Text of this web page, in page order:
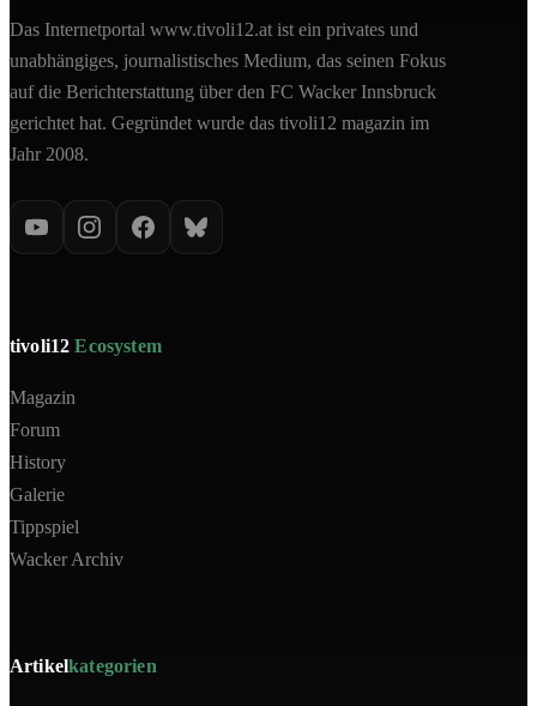
Das Internetportal www.tivoli12.at ist ein privates und
unabhängiges, journalistisches Medium, das seinen Fokus
auf die Berichterstattung über den FC Wacker Innsbruck
gerichtet hat. Gegründet wurde das tivoli12 magazin im
Jahr 2008.
tivoli12Ecosystem
Magazin
Forum
History
Galerie
Tippspiel
Wacker Archiv
Artikelkategorien